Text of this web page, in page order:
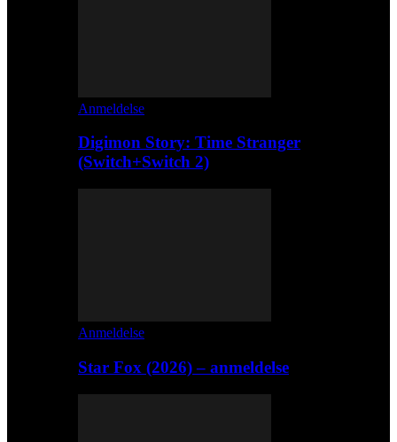
Anmeldelse
Digimon Story: Time Stranger
(Switch+Switch 2)
Anmeldelse
Star Fox (2026) – anmeldelse